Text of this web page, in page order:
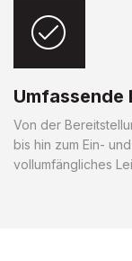
Umfassende
Von der
bis hin zum Ein-
vollumfängliches